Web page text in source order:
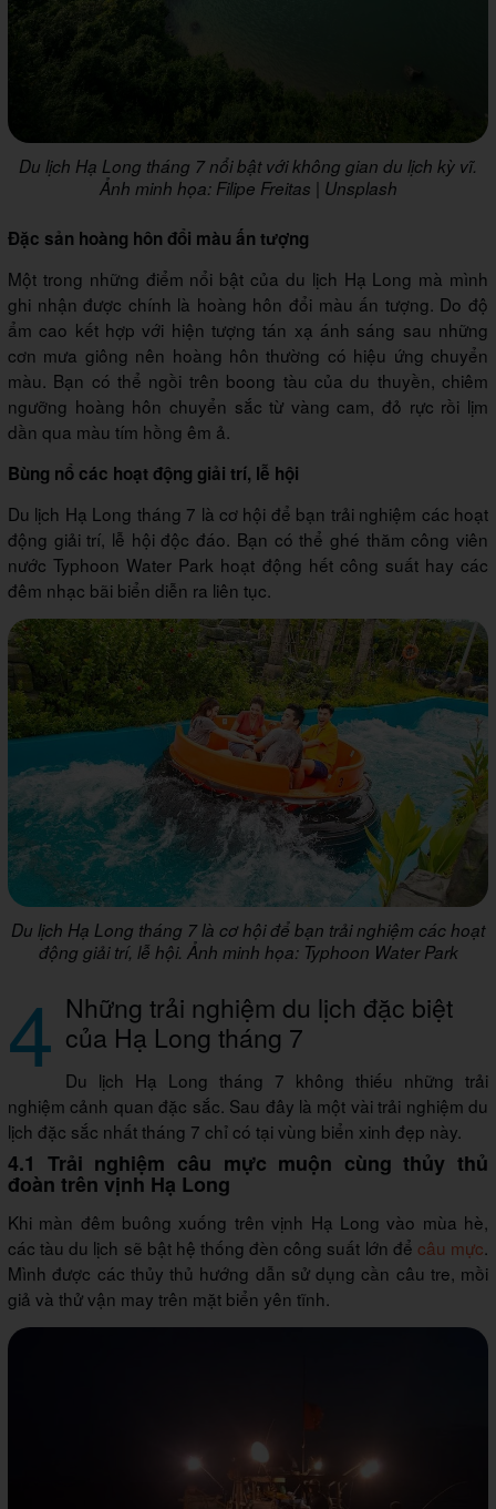
Du lịch Hạ Long tháng 7 nổi bật với không gian du lịch kỳ vĩ.
Ảnh minh họa: Filipe Freitas | Unsplash
Đặc sản hoàng hôn đổi màu ấn tượng
Một trong những điểm nổi bật của du lịch Hạ Long mà mình
ghi nhận được chính là hoàng hôn đổi màu ấn tượng. Do độ
ẩm cao kết hợp với hiện tượng tán xạ ánh sáng sau những
cơn mưa giông nên hoàng hôn thường có hiệu ứng chuyển
màu. Bạn có thể ngồi trên boong tàu của du thuyền, chiêm
ngưỡng hoàng hôn chuyển sắc từ vàng cam, đỏ rực rồi lịm
dần qua màu tím hồng êm ả.
Bùng nổ các hoạt động giải trí, lễ hội
Du lịch Hạ Long tháng 7 là cơ hội để bạn trải nghiệm các hoạt
động giải trí, lễ hội độc đáo. Bạn có thể ghé thăm công viên
nước Typhoon Water Park hoạt động hết công suất hay các
đêm nhạc bãi biển diễn ra liên tục.
Du lịch Hạ Long tháng 7 là cơ hội để bạn trải nghiệm các hoạt
động giải trí, lễ hội. Ảnh minh họa: Typhoon Water Park
4 Những trải nghiệm du lịch đặc biệt
của Hạ Long tháng 7
Du lịch Hạ Long tháng 7 không thiếu những trải
nghiệm cảnh quan đặc sắc. Sau đây là một vài trải nghiệm du
lịch đặc sắc nhất tháng 7 chỉ có tại vùng biển xinh đẹp này.
4.1 Trải nghiệm câu mực muộn cùng thủy thủ
đoàn trên vịnh Hạ Long
Khi màn đêm buông xuống trên vịnh Hạ Long vào mùa hè,
các tàu du lịch sẽ bật hệ thống đèn công suất lớn để câu mực.
Mình được các thủy thủ hướng dẫn sử dụng cần câu tre, mồi
giả và thử vận may trên mặt biển yên tĩnh.